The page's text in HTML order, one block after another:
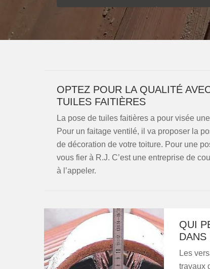
OPTEZ POUR LA QUALITÉ
TUILES FAITIÈRES
La pose de tuiles faitières a pour visée
Pour un faitage ventilé, il va proposer la
de décoration de votre toiture. Pour une
vous fier à R.J. C’est une entreprise de
à l’appeler.
QUI
DANS
Les
travaux